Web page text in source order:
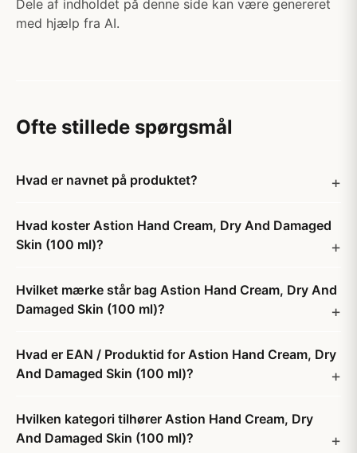
Dele af indholdet på denne side kan være genereret
med hjælp fra AI.
Ofte stillede spørgsmål
Hvad er navnet på produktet?
Hvad koster Astion Hand Cream, Dry And Damaged
Skin (100 ml)?
Hvilket mærke står bag Astion Hand Cream, Dry And
Damaged Skin (100 ml)?
Hvad er EAN / Produktid for Astion Hand Cream, Dry
And Damaged Skin (100 ml)?
Hvilken kategori tilhører Astion Hand Cream, Dry
And Damaged Skin (100 ml)?